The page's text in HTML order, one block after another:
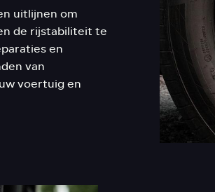
uitlijnen om
de rijstabiliteit te
en
van
voertuig en